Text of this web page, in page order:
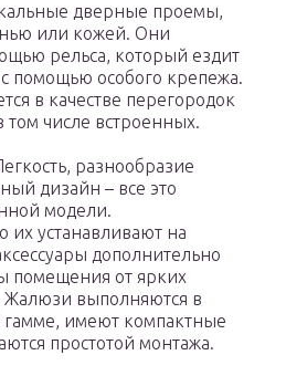
дверные проемы,
или кожей. Они
рельса, который ездит
помощью особого крепежа.
в качестве перегородок
числе встроенных.
разнообразие
дизайн – все это
модели.
их устанавливают на
дополнительно
помещения от ярких
Жалюзи выполняются в
гамме, имеют компактные
простотой монтажа.